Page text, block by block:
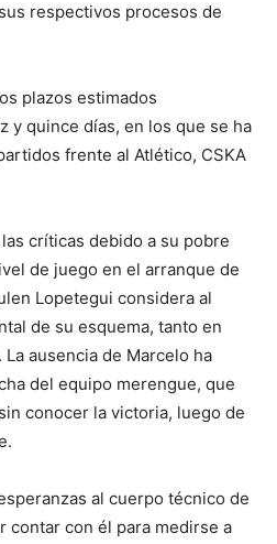
respectivos procesos de
plazos estimados
y quince días, en los que se ha
frente al Atlético, CSKA
críticas debido a su pobre
de juego en el arranque de
Lopetegui considera al
de su esquema, tanto en
ausencia de Marcelo ha
del equipo merengue, que
conocer la victoria, luego de
al cuerpo técnico de
contar con él para medirse a